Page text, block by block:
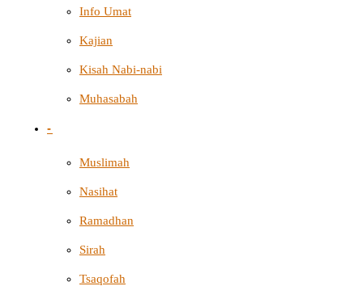
Info Umat
Kajian
Kisah Nabi-nabi
Muhasabah
-
Muslimah
Nasihat
Ramadhan
Sirah
Tsaqofah